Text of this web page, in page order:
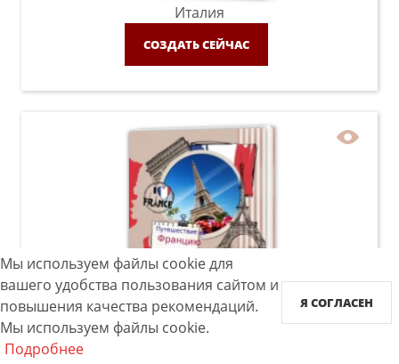
Италия
СОЗДАТЬ СЕЙЧАС
Франция
СОЗДАТЬ СЕЙЧАС
Мы используем файлы cookie для
вашего удобства пользования сайтом и
повышения качества рекомендаций.
Мы используем файлы cookie.
Подробнее
Я СОГЛАСЕН